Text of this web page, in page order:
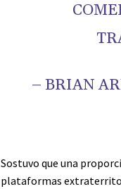
– BRIAN
Sostuvo que una
plataformas